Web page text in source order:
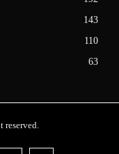
143
110
63